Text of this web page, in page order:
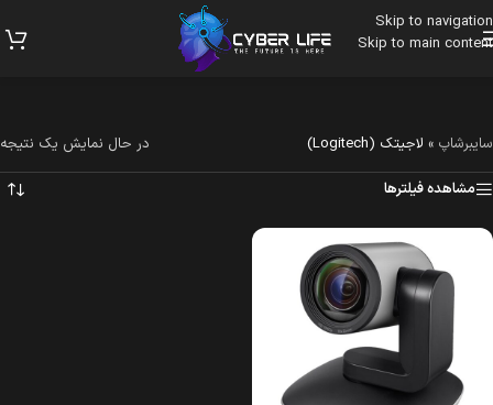
Skip to navigation
Skip to main content
سایبرشاپ » لاجیتک (Logitech) در حال نمایش یک نتیجه
مشاهده فیلترها